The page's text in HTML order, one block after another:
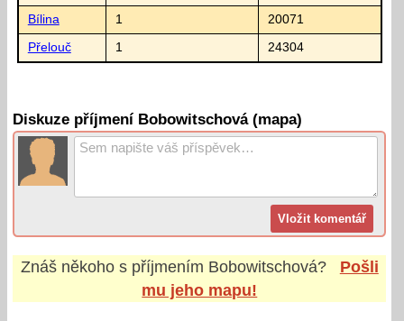
Bílina 1 20071
Přelouč 1 24304
Diskuze příjmení Bobowitschová (mapa)
Znáš někoho s příjmením Bobowitschová?
Pošli
mu jeho mapu!